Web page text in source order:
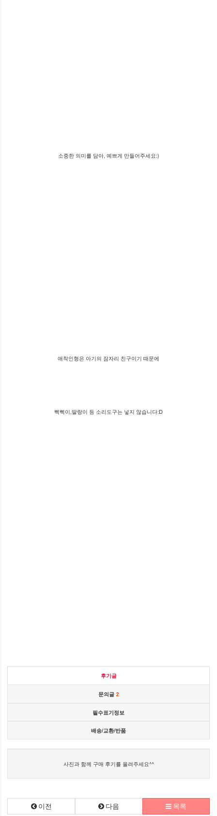
소중한 의미를 담아, 예쁘게 만들어주세요:)
애착인형은 아기의 잠자리 친구이기 때문에
삑삑이,딸랑이 등 소리도구는 넣지 않습니다:D
후기글
문의글 2
필수표기정보
배송/교환/반품
사진과 함께 구매 후기를 올려주세요^^
이전 다음 목록